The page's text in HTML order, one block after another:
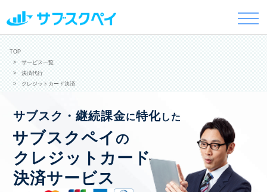
TOP
サービス一覧
決済代行
クレジットカード決済
サブスク・継続課金に特化した
サブスクペイ の
クレジットカード
決済サービス